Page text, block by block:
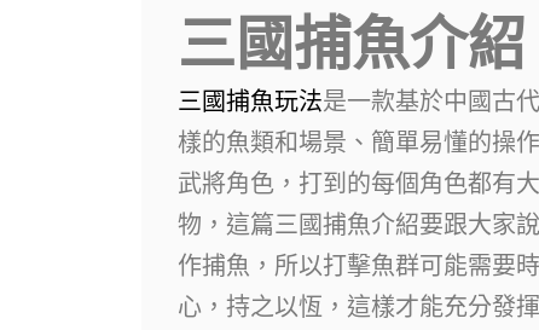
三國捕魚介
三國捕魚玩法是一款基於中國古
樣的魚類和場景、簡單易懂的操
武將角色，打到的每個角色都有
物，這篇三國捕魚介紹要跟大家
作捕魚，所以打擊魚群可能需要
心，持之以恆，這樣才能充分發